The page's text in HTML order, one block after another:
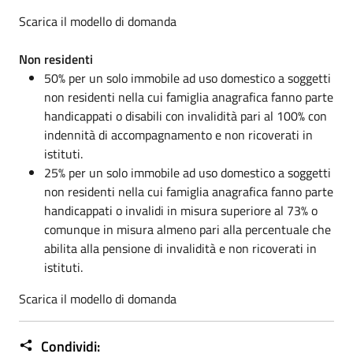
Scarica il modello di domanda
Non residenti
50% per un solo immobile ad uso domestico a soggetti
non residenti nella cui famiglia anagrafica fanno parte
handicappati o disabili con invalidità pari al 100% con
indennità di accompagnamento e non ricoverati in
istituti.
25% per un solo immobile ad uso domestico a soggetti
non residenti nella cui famiglia anagrafica fanno parte
handicappati o invalidi in misura superiore al 73% o
comunque in misura almeno pari alla percentuale che
abilita alla pensione di invalidità e non ricoverati in
istituti.
Scarica il modello di domanda
Condividi: